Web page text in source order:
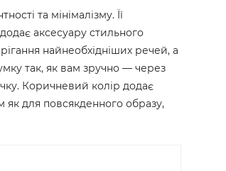
та мінімалізму. Її
аксесуару стильного
найнеобхідніших речей, а
так, як вам зручно — через
Коричневий колір додає
як для повсякденного образу,